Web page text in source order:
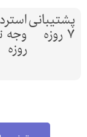
پشتیبانی
7 روزه
روزه